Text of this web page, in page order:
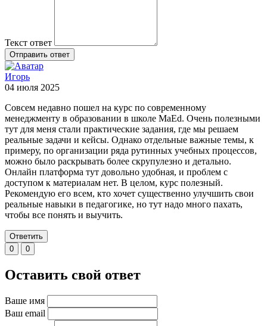
Текст ответ
Отправить ответ
Игорь
04 июля 2025
Совсем недавно пошел на курс по современному
менеджменту в образовании в школе MaEd. Очень полезными
тут для меня стали практические задания, где мы решаем
реальные задачи и кейсы. Однако отдельные важные темы, к
примеру, по организации ряда рутинных учебных процессов,
можно было раскрывать более скрупулезно и детально.
Онлайн платформа тут довольно удобная, и проблем с
доступом к материалам нет. В целом, курс полезный.
Рекомендую его всем, кто хочет существенно улучшить свои
реальные навыки в педагогике, но тут надо много пахать,
чтобы все понять и выучить.
Ответить
0
0
Оставить свой ответ
Ваше имя
Ваш email